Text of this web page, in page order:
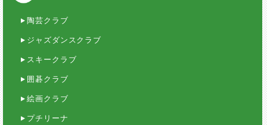
陶芸クラブ
ジャズダンスクラブ
スキークラブ
囲碁クラブ
絵画クラブ
プチリーナ